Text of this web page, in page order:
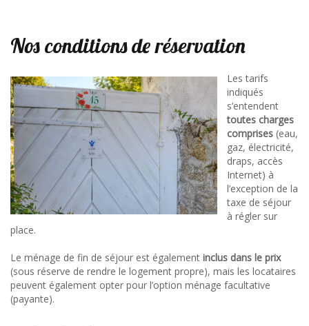
Nos conditions de réservation
Les tarifs
indiqués
s’entendent
toutes charges
comprises (eau,
gaz, électricité,
draps, accès
Internet) à
l’exception de la
taxe de séjour
à régler sur
place.
Le ménage de fin de séjour est également inclus dans le prix
(sous réserve de rendre le logement propre), mais les locataires
peuvent également opter pour l’option ménage facultative
(payante).